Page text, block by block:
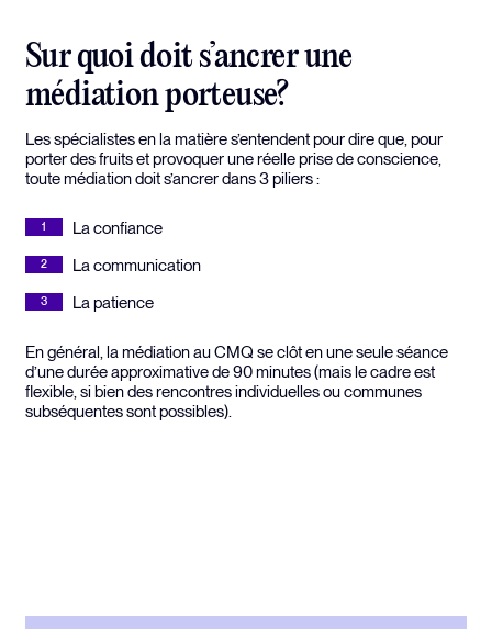
Sur quoi doit s’ancrer une
médiation porteuse?
Les spécialistes en la matière s’entendent pour dire que, pour
porter des fruits et provoquer une réelle prise de conscience,
toute médiation doit s’ancrer dans 3 piliers :
La confiance
La communication
La patience
En général, la médiation au CMQ se clôt en une seule séance
d’une durée approximative de 90 minutes (mais le cadre est
flexible, si bien des rencontres individuelles ou communes
subséquentes sont possibles).